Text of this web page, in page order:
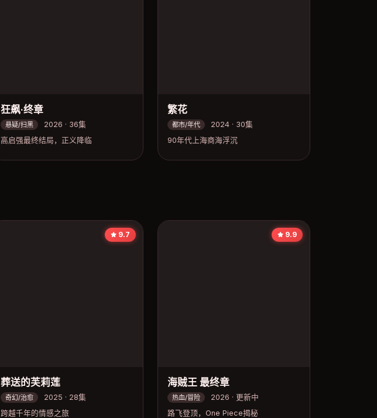
狂飙·终章
悬疑/扫黑
2026 · 36集
高启强最终结局，正义降临
繁花
都市/年代
2024 · 30集
90年代上海商海浮沉
9.7
葬送的芙莉莲
奇幻/治愈
2025 · 28集
跨越千年的情感之旅
9.9
海贼王 最终章
热血/冒险
2026 · 更新中
路飞登顶，One Piece揭秘